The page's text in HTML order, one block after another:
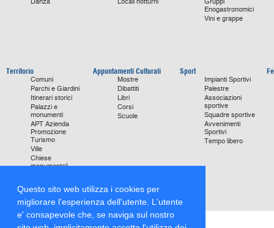
Questo sito web utilizza i cookies per
migliorare l'esperienza dell'utente. L'utente
e' consapevole che, se naviga sul nostro
Enogastronomici
Vini e grappe
Territorio
Comuni
Parchi e Giardini
Itinerari storici
Palazzi e
monumenti
APT Azienda
Promozione
Turismo
Ville
Chiese
monumentali
Focus on
Appuntamenti Culturali
Mostre
Dibattiti
Libri
Corsi
Scuole
Sport
Impianti Sportivi
Palestre
Associazioni
sportive
Squadre sportive
Avvenimenti
Sportivi
Tempo libero